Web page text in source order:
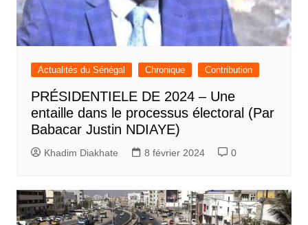
Actualités du Sénégal Chronique Contribution
PRÉSIDENTIELE DE 2024 – Une
entaille dans le processus électoral (Par
Babacar Justin NDIAYE)
Khadim Diakhate 8 février 2024 0